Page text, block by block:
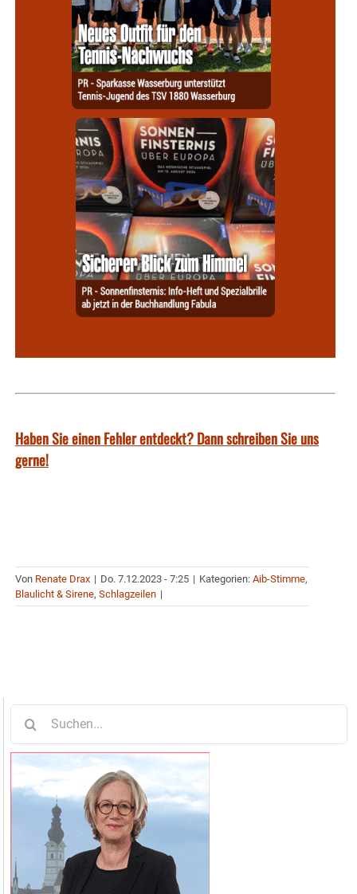
Haben Sie einen Fehler entdeckt? Dann schreiben Sie uns
gerne!
Von Renate Drax | Do. 7.12.2023 - 7:25 | Kategorien: Aib-Stimme,
Blaulicht & Sirene, Schlagzeilen |
nach: